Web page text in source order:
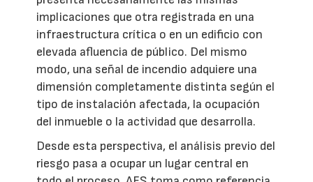
implicaciones que otra registrada en una
infraestructura crítica o en un edificio con
elevada afluencia de público. Del mismo
modo, una señal de incendio adquiere una
dimensión completamente distinta según el
tipo de instalación afectada, la ocupación
del inmueble o la actividad que desarrolla.
Desde esta perspectiva, el análisis previo del
riesgo pasa a ocupar un lugar central en